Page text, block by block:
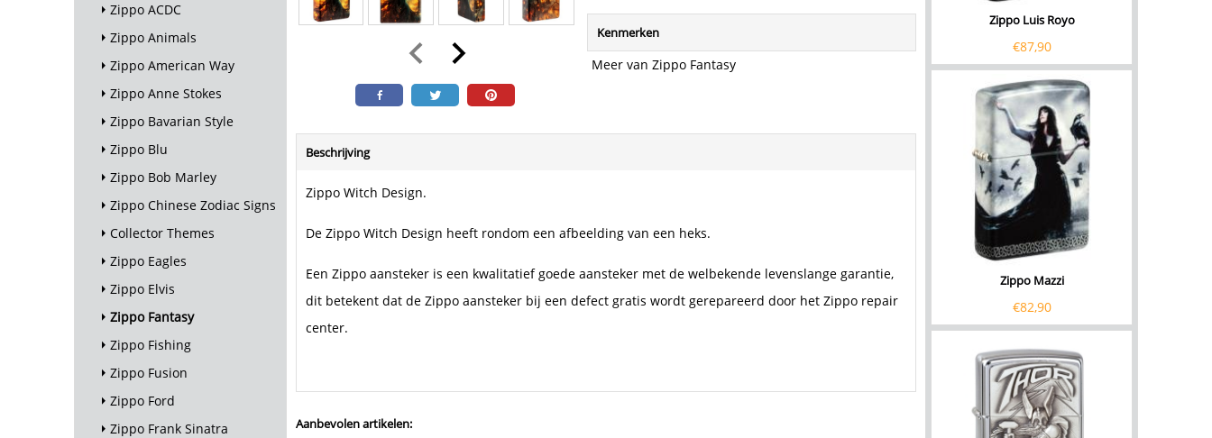
Zippo ACDC
Zippo Animals
Zippo American Way
Zippo Anne Stokes
Zippo Bavarian Style
Zippo Blu
Zippo Bob Marley
Zippo Chinese Zodiac Signs
Collector Themes
Zippo Eagles
Zippo Elvis
Zippo Fantasy
Zippo Fishing
Zippo Fusion
Zippo Ford
Zippo Frank Sinatra
Kenmerken
Meer van Zippo Fantasy
Beschrijving
Zippo Witch Design.
De Zippo Witch Design heeft rondom een afbeelding van een heks.
Een Zippo aansteker is een kwalitatief goede aansteker met de welbekende levenslange garantie,
dit betekent dat de Zippo aansteker bij een defect gratis wordt gerepareerd door het Zippo repair
center.
Aanbevolen artikelen:
Zippo Luis Royo
€87,90
Zippo Mazzi
€82,90